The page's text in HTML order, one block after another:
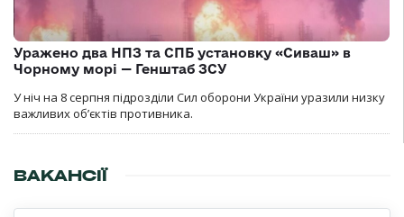
Уражено два НПЗ та СПБ установку «Сиваш» в
Чорному морі — Генштаб ЗСУ
У ніч на 8 серпня підрозділи Сил оборони України уразили низку
важливих об’єктів противника.
ВАКАНСІЇ